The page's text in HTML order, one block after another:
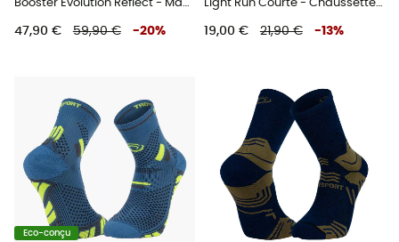
47,90 € 59,90 € -20% 19,00 € 21,90 € -13%
Eco-conçu